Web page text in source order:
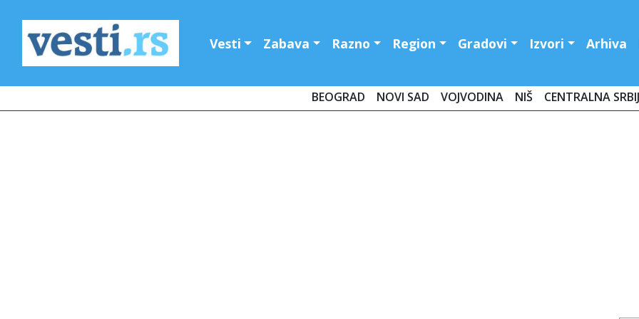
Vesti Zabava Razno Region Gradovi Izvori Arhiva
BEOGRAD NOVI SAD VOJVODINA NIŠ CENTRALNA